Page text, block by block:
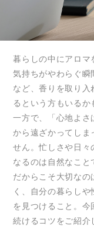
暮らしの中にアロマ
気持ちがやわらぐ瞬
など、香りを取り入
るという方もいるか
一方で、「心地よさ
から遠ざかってし
せん。忙しさや日々
なるのは自然なこと
だからこそ大切なの
く、自分の暮らしや
を見つけること。
続けるコツをご紹介